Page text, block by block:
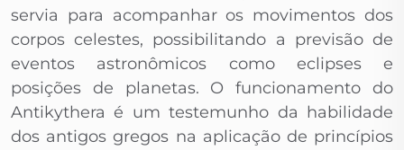
servia para acompanhar os movimentos dos
corpos celestes, possibilitando a previsão de
eventos astronômicos como eclipses e
posições de planetas. O funcionamento do
Antikythera é um testemunho da habilidade
dos antigos gregos na aplicação de princípios